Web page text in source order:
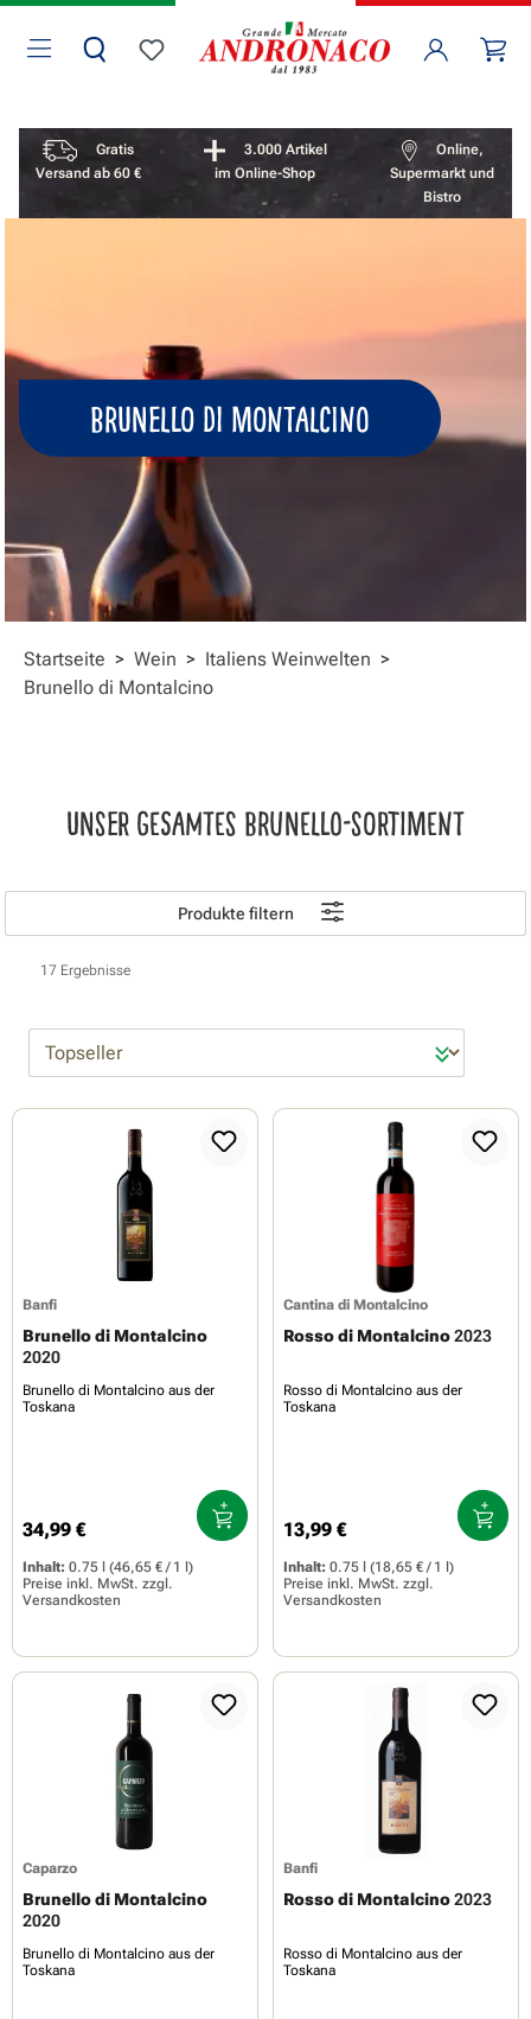
Zum Hauptinhalt springen
Du hast 0 Produkte auf dem Merkzettel
Vorteile überspringen
Gratis
Versand ab 60 €
3.000 Artikel
im Online-Shop
Online,
Supermarkt und
Bistro
BRUNELLO DI MONTALCINO
Startseite > Wein > Italiens Weinwelten >
Brunello di Montalcino
UNSER GESAMTES BRUNELLO-SORTIMENT
Produkte filtern
17 Ergebnisse
Banfi
Brunello di Montalcino
2020
Brunello di Montalcino aus der
Toskana
Regulärer Preis:
34,99 €
Inhalt: 0.75 l
(46,65 € / 1 l)
Preise inkl. MwSt. zzgl.
Versandkosten
Cantina di Montalcino
Rosso di Montalcino2023
Rosso di Montalcino aus der
Toskana
Regulärer Preis:
13,99 €
Inhalt: 0.75 l
(18,65 € / 1 l)
Preise inkl. MwSt. zzgl.
Versandkosten
Caparzo
Brunello di Montalcino
2020
Brunello di Montalcino aus der
Toskana
Banfi
Rosso di Montalcino2023
Rosso di Montalcino aus der
Toskana